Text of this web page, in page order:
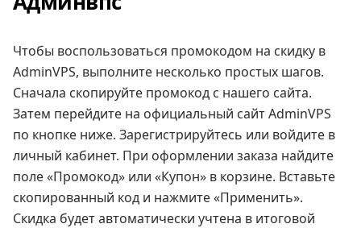
Чтобы воспользоваться промокодом на скидку в
AdminVPS, выполните несколько простых шагов.
Сначала скопируйте промокод с нашего сайта.
Затем перейдите на официальный сайт AdminVPS
по кнопке ниже. Зарегистрируйтесь или войдите в
личный кабинет. При оформлении заказа найдите
поле «Промокод» или «Купон» в корзине. Вставьте
скопированный код и нажмите «Применить».
Скидка будет автоматически учтена в итоговой